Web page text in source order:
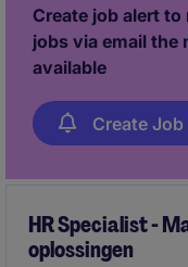
het waarborgen
experience.
Create job alert to
jobs via email the
available
Create
HR Specialist -
oplossingen